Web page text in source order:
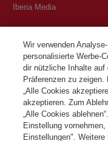
Iberia Media
Allgemeine
Bedingungen für die
Richtlinien zum Schutz
Cookie-Richtlinie und -
Kontaktiere
Wir verwenden
personalisierte Werbe-
dir nützliche Inhalte auf
Präferenzen zu
„Alle Cookies
akzeptieren. Zum
„Alle Cookies
Einstellung
Einstellungen".